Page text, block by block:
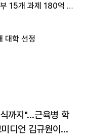
15개 과제 180억 지
대학 선정
까지"…근육병 학
디언 김규원이었